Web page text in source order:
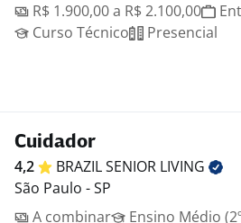
R$ 1.900,00 a R$ 2.100,00
Curso Técnico
Presencial
Cuidador
4,2 BRAZIL SENIOR LIVING
São Paulo - SP
A combinar
Ensino Médio